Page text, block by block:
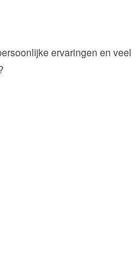
ervaringen en veel